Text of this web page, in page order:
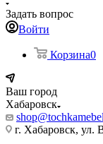
Задать вопрос
Войти
Корзина0
Ваш город
Хабаровск
г. Хабаровск, ул.